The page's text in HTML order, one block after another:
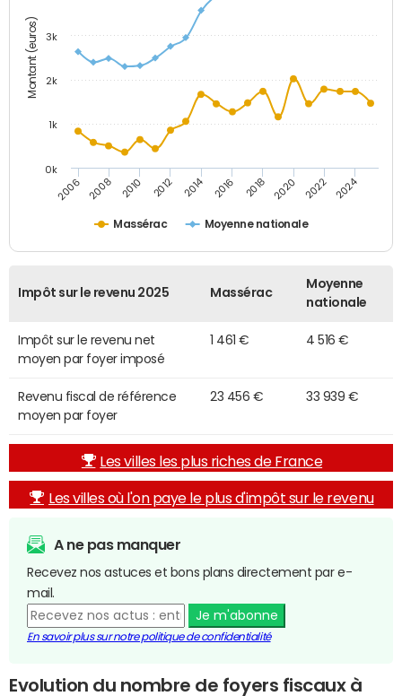
Montant (euros)
Massérac Moyenne nationale
2006 2008 2010 2012 2014 2016 2018 2020 2022 2024
0k
1k
2k
3k
Impôt sur le revenu 2025 Massérac
Moyenne
nationale
Impôt sur le revenu net
moyen par foyer imposé
1 461 € 4 516 €
Revenu fiscal de référence
moyen par foyer
23 456 € 33 939 €
Les villes les plus riches de France
Les villes où l'on paye le plus d'impôt sur le revenu
A ne pas manquer
Recevez nos astuces et bons plans directement par e-
mail.
Je m'abonne
En savoir plus sur notre politique de confidentialité
Evolution du nombre de foyers fiscaux à